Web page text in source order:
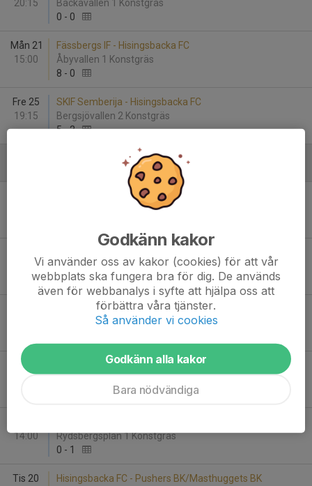
20:15
Backavallen 1 Konstgräs
0 - 0
Mån 21
15:00
Fässbergs IF - Hisingsbacka FC
Åbyvallen 1 Konstgräs
8 - 0
Fre 25
19:15
SKIF Semberija - Hisingsbacka FC
Bergsjövallen 2 Konstgräs
5-2
Hisingsbacka FC - KF Velebit
Backavallen 1 Konstgräs
20:15
Kållered Sportcenter 1
3- 0
IFK Björkö - Hisingsbacka FC
Björkö 1 Gräs
Tis 13
Hisingsbacka FC - Hjuviks AIK
14:00
Rydsbergsplan 1 Konstgräs
0 - 1
Tis 20
Hisingsbacka FC - Pushers BK/Masthuggets BK
Godkänn kakor
Vi använder oss av kakor (cookies) för att vår
webbplats ska fungera bra för dig. De används
även för webbanalys i syfte att hjälpa oss att
förbättra våra tjänster.
Så använder vi cookies
Godkänn alla kakor
Bara nödvändiga